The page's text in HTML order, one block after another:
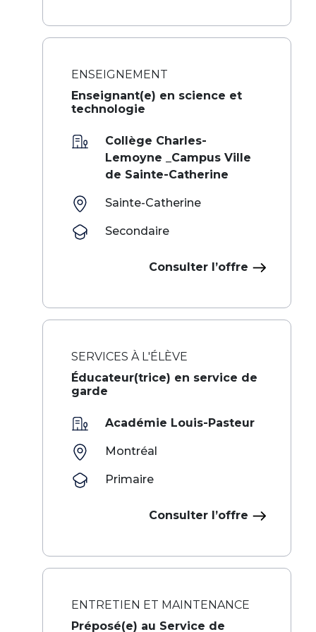
ENSEIGNEMENT
Enseignant(e) en science et
technologie
Collège Charles-
Lemoyne _Campus Ville
de Sainte-Catherine
Sainte-Catherine
Secondaire
Consulter l’offre
SERVICES À L'ÉLÈVE
Éducateur(trice) en service de
garde
Académie Louis-Pasteur
Montréal
Primaire
Consulter l’offre
ENTRETIEN ET MAINTENANCE
Préposé(e) au Service de